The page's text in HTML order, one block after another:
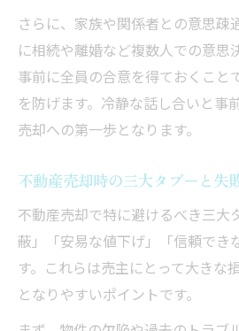
さらに、家族や関係者との意思疎
に相続や離婚など複数人での意思
事前に全員の合意を得ておくこと
を防げます。冷静な話し合いと事
売却への第一歩となります。
不動産売却時の三大タブーと失
不動産売却で特に避けるべき三大
蔽」「安易な値下げ」「信頼でき
す。これらは売主にとって大きな
となりやすいポイントです。